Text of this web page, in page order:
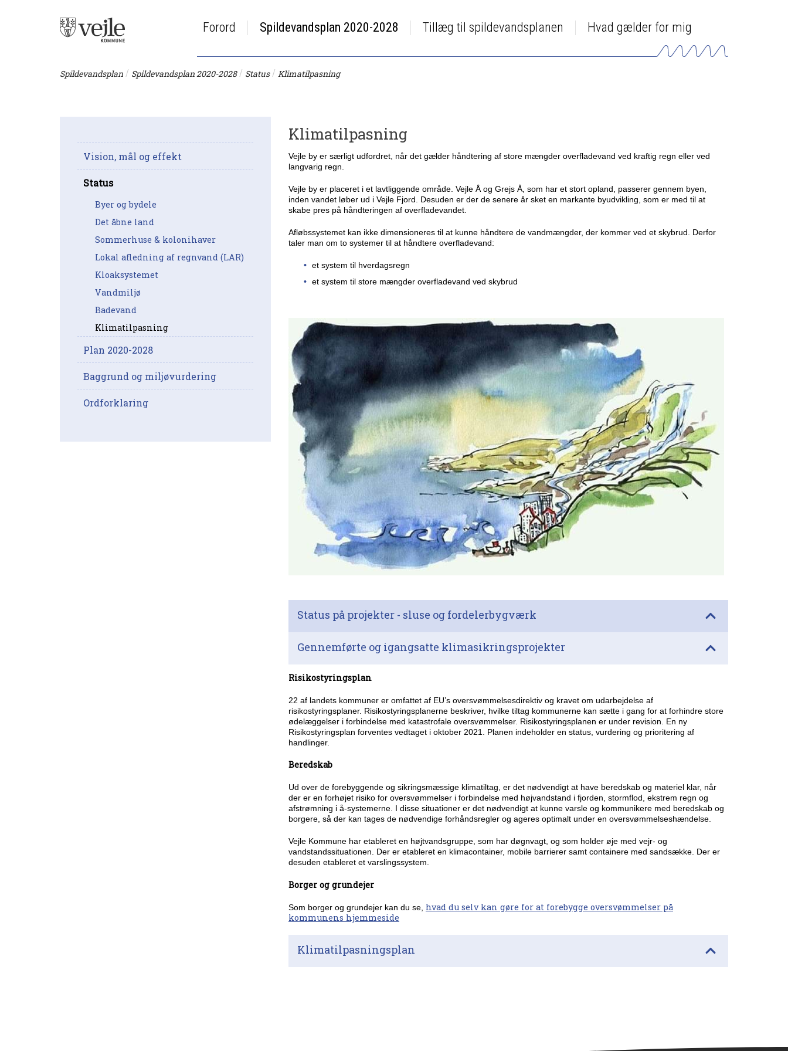
Forord Spildevandsplan 2020-2028 Tillæg til spildevandsplanen Hvad gælder for mig
Spildevandsplan / Spildevandsplan 2020-2028 / Status / Klimatilpasning
Vision, mål og effekt
Status
Byer og bydele
Det åbne land
Sommerhuse & kolonihaver
Lokal afledning af regnvand (LAR)
Kloaksystemet
Vandmiljø
Badevand
Klimatilpasning
Plan 2020-2028
Baggrund og miljøvurdering
Ordforklaring
Klimatilpasning
Vejle by er særligt udfordret, når det gælder håndtering af store mængder overfladevand ved kraftig regn eller ved
langvarig regn.
Vejle by er placeret i et lavtliggende område. Vejle Å og Grejs Å, som har et stort opland, passerer gennem byen,
inden vandet løber ud i Vejle Fjord. Desuden er der de senere år sket en markante byudvikling, som er med til at
skabe pres på håndteringen af overfladevandet.
Afløbssystemet kan ikke dimensioneres til at kunne håndtere de vandmængder, der kommer ved et skybrud. Derfor
taler man om to systemer til at håndtere overfladevand:
et system til hverdagsregn
et system til store mængder overfladevand ved skybrud
Status på projekter - sluse og fordelerbygværk
Gennemførte og igangsatte klimasikringsprojekter
Risikostyringsplan
22 af landets kommuner er omfattet af EU’s oversvømmelsesdirektiv og kravet om udarbejdelse af
risikostyringsplaner. Risikostyringsplanerne beskriver, hvilke tiltag kommunerne kan sætte i gang for at forhindre store
ødelæggelser i forbindelse med katastrofale oversvømmelser. Risikostyringsplanen er under revision. En ny
Risikostyringsplan forventes vedtaget i oktober 2021. Planen indeholder en status, vurdering og prioritering af
handlinger.
Beredskab
Ud over de forebyggende og sikringsmæssige klimatiltag, er det nødvendigt at have beredskab og materiel klar, når
der er en forhøjet risiko for oversvømmelser i forbindelse med højvandstand i fjorden, stormflod, ekstrem regn og
afstrømning i å-systemerne. I disse situationer er det nødvendigt at kunne varsle og kommunikere med beredskab og
borgere, så der kan tages de nødvendige forhåndsregler og ageres optimalt under en oversvømmelseshændelse.
Vejle Kommune har etableret en højtvandsgruppe, som har døgnvagt, og som holder øje med vejr- og
vandstandssituationen. Der er etableret en klimacontainer, mobile barrierer samt containere med sandsække. Der er
desuden etableret et varslingssystem.
Borger og grundejer
Som borger og grundejer kan du se, hvad du selv kan gøre for at forebygge oversvømmelser på
kommunens hjemmeside
Klimatilpasningsplan